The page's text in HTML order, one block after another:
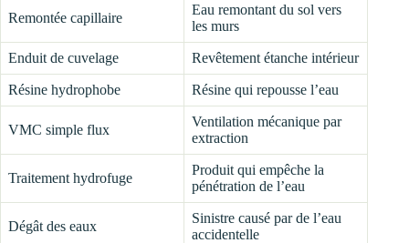
Remontée capillaire
Eau remontant du sol vers
les murs
Enduit de cuvelage Revêtement étanche intérieur
Résine hydrophobe Résine qui repousse l’eau
VMC simple flux
Ventilation mécanique par
extraction
Traitement hydrofuge
Produit qui empêche la
pénétration de l’eau
Dégât des eaux
Sinistre causé par de l’eau
accidentelle